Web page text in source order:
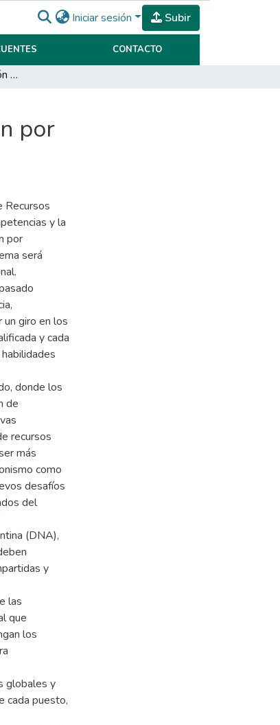
Iniciar sesión Subir
CONTACTO
Planificación e introducción de un proceso de selección por competencias en la empresa Dynamit Nobel.
por
Recursos
y la
por
será
un giro en los
y cada
donde los
de
recursos
más
como
desafíos
del
(DNA),
y
las
que
los
globales y
cada puesto,